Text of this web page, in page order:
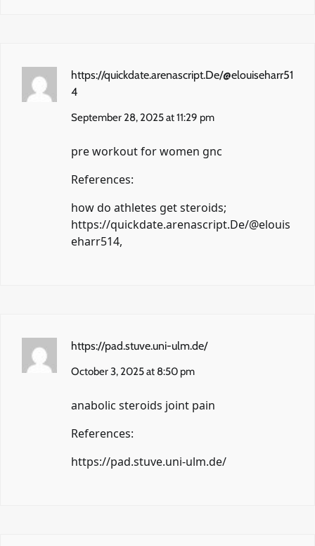
https://quickdate.arenascript.De/@elouiseharr51
4
September 28, 2025 at 11:29 pm
pre workout for women gnc
References:
how do athletes get steroids;
https://quickdate.arenascript.De/@elouis
eharr514,
https://pad.stuve.uni-ulm.de/
October 3, 2025 at 8:50 pm
anabolic steroids joint pain
References:
https://pad.stuve.uni-ulm.de/